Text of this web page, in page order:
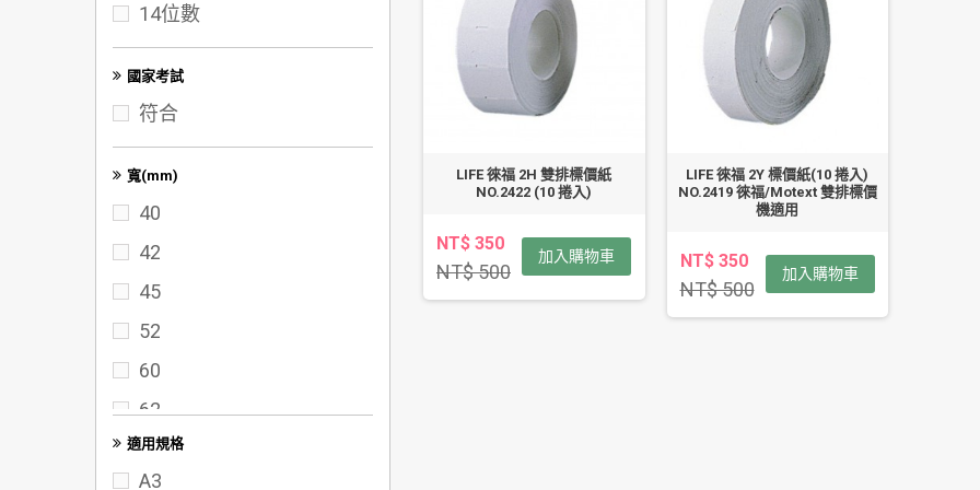
100K
14位數
國家考試
符合
寬(mm)
40
42
45
52
60
62
65
適用規格
A3
LIFE 徠福 2H 雙排標價紙
NO.2422 (10 捲入)
NT$ 350
NT$ 500
加入購物車
LIFE 徠福 2Y 標價紙(10 捲入)
NO.2419 徠福/Motext 雙排標價
機適用
NT$ 350
NT$ 500
加入購物車